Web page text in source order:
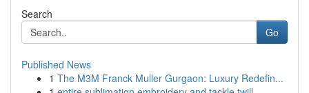
Search
Go
Published News
1 The M3M Franck Muller Gurgaon: Luxury Redefin...